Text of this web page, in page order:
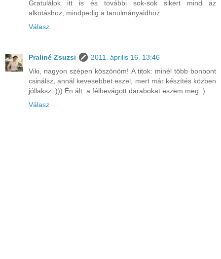
Gratulálok itt is és további sok-sok sikert mind az
alkotáshoz, mindpedig a tanulmányaidhoz.
Válasz
Praliné Zsuzsi
2011. április 16. 13:46
Viki, nagyon szépen köszönöm! A titok: minél több bonbont
csinálsz, annál kevesebbet eszel, mert már készítés közben
jóllaksz :))) Én ált. a félbevágott darabokat eszem meg :)
Válasz